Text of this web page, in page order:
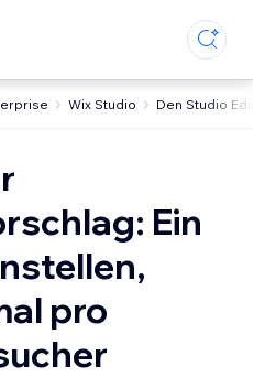
Wix Studio Den Studio
Ein
pro